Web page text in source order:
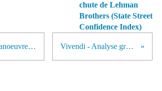
chute de Lehman
Brothers (State Street
Confidence Index)
Once d'or / Devises : le début des grandes manoeuvres ? (Partie 2) Vivendi - Analyse graphique